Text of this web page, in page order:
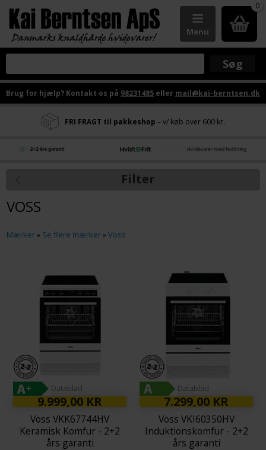
0
Menu
Brug for hjælp? Kontakt os på 98231485 eller mail@kai-berntsen.dk
FRI FRAGT til pakkeshop – v/ køb over 600 kr.
Filter
VOSS
Mærker» Se flere mærker» Voss
Datablad
9.999,00 KR
Voss VKK67744HV
Keramisk Komfur - 2+2
års garanti
Datablad
7.299,00 KR
Voss VKI60350HV
Induktionskomfur - 2+2
års garanti